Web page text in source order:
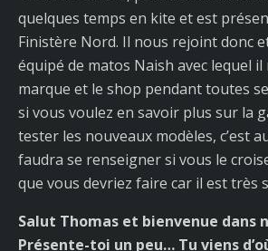
quelques temps en kite et est
Finistère Nord. Il nous rejoint donc
équipé de matos Naish avec lequel
marque et le shop pendant toutes
si vous voulez en savoir plus sur la
tester les nouveaux modèles, c’est
faudra se renseigner si vous le
que vous devriez faire car il est très
Salut Thomas et bienvenue dans
Présente-toi un peu… Tu viens